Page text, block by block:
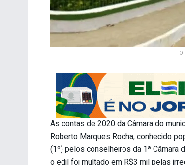
As contas de 2020 da Câmara do
Roberto Marques Rocha, conhecido
(1º) pelos conselheiros da 1ª Câmara
o edil foi multado em R$3 mil pelas